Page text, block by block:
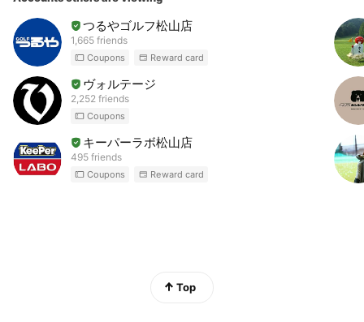
つるやゴルフ松山店
1,665 friends
Coupons Reward card
ヴォルテージ
2,252 friends
Coupons
キーパーラボ松山店
495 friends
Coupons Reward card
Top